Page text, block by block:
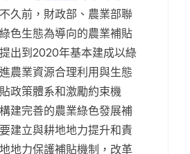
久前，財政部、農業部聯
色生態為導向的農業補貼
出到2020年基本建成以綠
農業資源合理利用與生態
政策體系和激勵約束機
建完善的農業綠色發展補
建立與耕地地力提升和責
地力保護補貼機制，改革